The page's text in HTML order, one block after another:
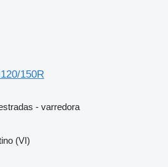
150R
- varredora
(VI)